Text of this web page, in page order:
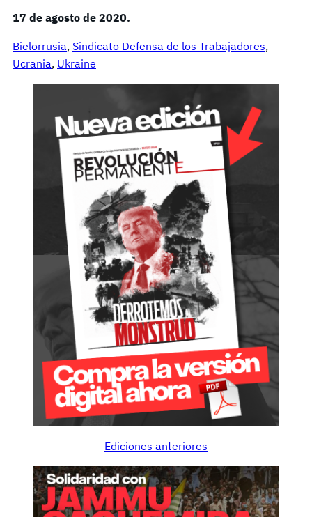
17 de agosto de 2020.
Bielorrusia, Sindicato Defensa de los Trabajadores
Ucrania, Ukraine
Ediciones anteriores